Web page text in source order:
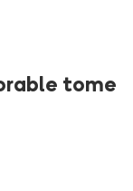
tome